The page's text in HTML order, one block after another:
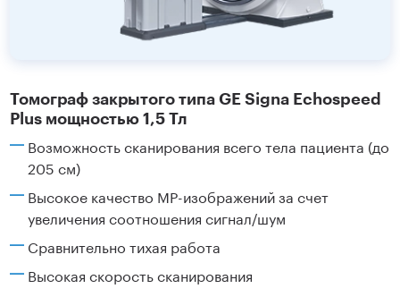
Томограф закрытого типа GE Signa Echospeed
Plus мощностью 1,5 Тл
Возможность сканирования всего тела пациента (до
205 см)
Высокое качество МР-изображений за счет
увеличения соотношения сигнал/шум
Сравнительно тихая работа
Высокая скорость сканирования